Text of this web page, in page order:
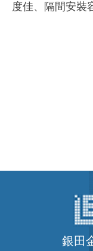
度佳、隔間安裝
銀田